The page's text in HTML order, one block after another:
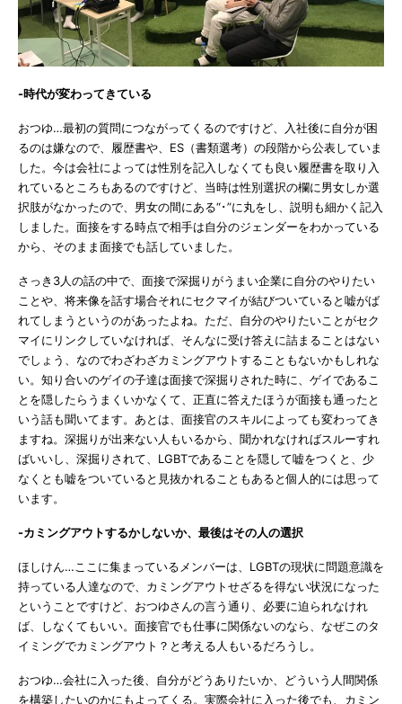
-時代が変わってきている
おつゆ…最初の質問につながってくるのですけど、入社後に自分が困
るのは嫌なので、履歴書や、ES（書類選考）の段階から公表していま
した。今は会社によっては性別を記入しなくても良い履歴書を取り入
れているところもあるのですけど、当時は性別選択の欄に男女しか選
択肢がなかったので、男女の間にある“･”に丸をし、説明も細かく記入
しました。面接をする時点で相手は自分のジェンダーをわかっている
から、そのまま面接でも話していました。
さっき3人の話の中で、面接で深掘りがうまい企業に自分のやりたい
ことや、将来像を話す場合それにセクマイが結びついていると嘘がば
れてしまうというのがあったよね。ただ、自分のやりたいことがセク
マイにリンクしていなければ、そんなに受け答えに詰まることはない
でしょう、なのでわざわざカミングアウトすることもないかもしれな
い。知り合いのゲイの子達は面接で深掘りされた時に、ゲイであるこ
とを隠したらうまくいかなくて、正直に答えたほうが面接も通ったと
いう話も聞いてます。あとは、面接官のスキルによっても変わってき
ますね。深掘りが出来ない人もいるから、聞かれなければスルーすれ
ばいいし、深掘りされて、LGBTであることを隠して嘘をつくと、少
なくとも嘘をついていると見抜かれることもあると個人的には思って
います。
-カミングアウトするかしないか、最後はその人の選択
ほしけん…ここに集まっているメンバーは、LGBTの現状に問題意識を
持っている人達なので、カミングアウトせざるを得ない状況になった
ということですけど、おつゆさんの言う通り、必要に迫られなけれ
ば、しなくてもいい。面接官でも仕事に関係ないのなら、なぜこのタ
イミングでカミングアウト？と考える人もいるだろうし。
おつゆ…会社に入った後、自分がどうありたいか、どういう人間関係
を構築したいのかにもよってくる。実際会社に入った後でも、カミン